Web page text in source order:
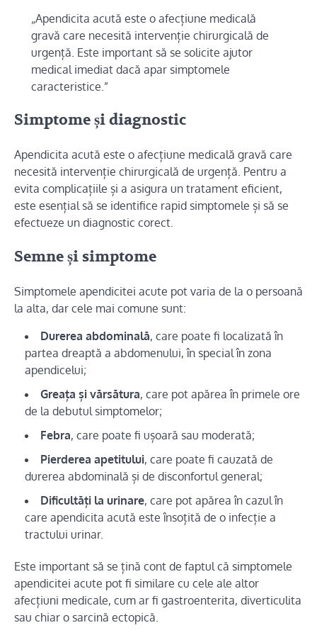
„Apendicita acută este o afecțiune medicală
gravă care necesită intervenție chirurgicală de
urgență. Este important să se solicite ajutor
medical imediat dacă apar simptomele
caracteristice.”
Simptome și diagnostic
Apendicita acută este o afecțiune medicală gravă care
necesită intervenție chirurgicală de urgență. Pentru a
evita complicațiile și a asigura un tratament eficient,
este esențial să se identifice rapid simptomele și să se
efectueze un diagnostic corect.
Semne și simptome
Simptomele apendicitei acute pot varia de la o persoană
la alta, dar cele mai comune sunt:
Durerea abdominală, care poate fi localizată în
partea dreaptă a abdomenului, în special în zona
apendicelui;
Greața și vărsătura, care pot apărea în primele ore
de la debutul simptomelor;
Febra, care poate fi ușoară sau moderată;
Pierderea apetitului, care poate fi cauzată de
durerea abdominală și de disconfortul general;
Dificultăți la urinare, care pot apărea în cazul în
care apendicita acută este însoțită de o infecție a
tractului urinar.
Este important să se țină cont de faptul că simptomele
apendicitei acute pot fi similare cu cele ale altor
afecțiuni medicale, cum ar fi gastroenterita, diverticulita
sau chiar o sarcină ectopică.